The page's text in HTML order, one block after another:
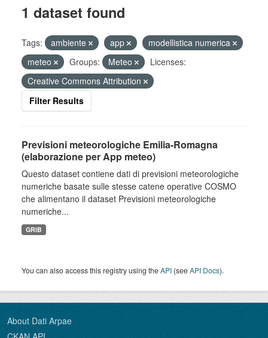
1 dataset found
Tags: ambiente app
modellistica numerica
meteo
Groups: Meteo
Licenses:
Creative Commons Attribution
Filter Results
Previsioni meteorologiche Emilia-Romagna
(elaborazione per App meteo)
Questo dataset contiene dati di previsioni meteorologiche
numeriche basate sulle stesse catene operative COSMO
che alimentano il dataset Previsioni meteorologiche
numeriche...
GRIB
You can also access this registry using theAPI (seeAPI Docs).
About Dati Arpae